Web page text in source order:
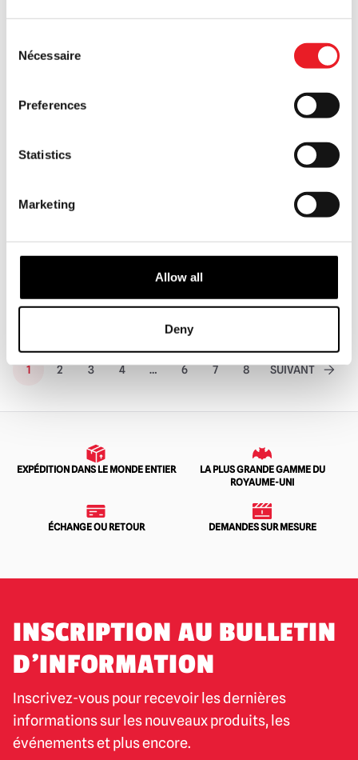
Selection
Nécessaire
Preferences
Statistics
Marketing
Allow all
Deny
Ghostface toujours défoncé
PRÉ-COMMANDE VOIR LE PRODUIT
(Spirit Halloween)
PRÉ-COMMANDE VOIR LE PRODUIT
1 2 3 4 … 6 7 8 SUIVANT
EXPÉDITION DANS LE MONDE ENTIER
LA PLUS GRANDE GAMME DU
ROYAUME-UNI
ÉCHANGE OU RETOUR DEMANDES SUR MESURE
INSCRIPTION AU BULLETIN
D'INFORMATION
Inscrivez-vous pour recevoir les dernières
informations sur les nouveaux produits, les
événements et plus encore.